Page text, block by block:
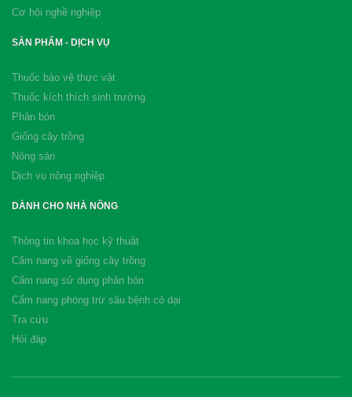
Cơ hội nghề nghiệp
SẢN PHẨM - DỊCH VỤ
Thuốc bảo vệ thực vật
Thuốc kích thích sinh trưởng
Phân bón
Giống cây trồng
Nông sản
Dịch vụ nông nghiệp
DÀNH CHO NHÀ NÔNG
Thông tin khoa học kỹ thuật
Cẩm nang về giống cây trồng
Cẩm nang sử dụng phân bón
Cẩm nang phòng trừ sâu bệnh cỏ dại
Tra cứu
Hỏi đáp